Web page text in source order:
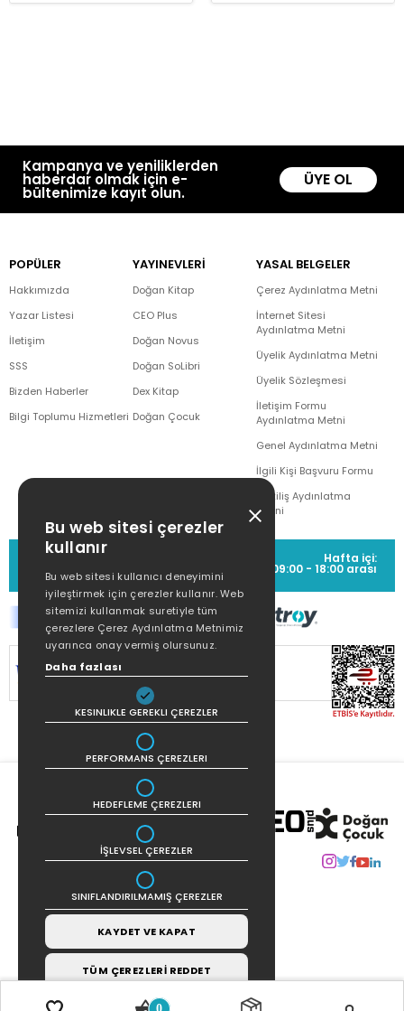
Kampanya ve yeniliklerden
haberdar olmak için e-
bültenimize kayıt olun.
ÜYE OL
POPÜLER
Hakkımızda
Yazar Listesi
İletişim
SSS
Bizden Haberler
Bilgi Toplumu Hizmetleri
YAYINEVLERİ
Doğan Kitap
CEO Plus
Doğan Novus
Doğan SoLibri
Dex Kitap
Doğan Çocuk
YASAL BELGELER
Çerez Aydınlatma Metni
İnternet Sitesi
Aydınlatma Metni
Üyelik Aydınlatma Metni
Üyelik Sözleşmesi
İletişim Formu
Aydınlatma Metni
Genel Aydınlatma Metni
İlgili Kişi Başvuru Formu
Çekiliş Aydınlatma
Metni
MÜŞTERİ HİZMETLERİ
(0212) 373 77 00
Hafta içi:
09:00 - 18:00 arası
SİTEMİZ
KORUNMAKTADIR.
Bu web sitesi çerezler
kullanır
Bu web sitesi kullanıcı deneyimini
iyileştirmek için çerezler kullanır. Web
sitemizi kullanmak suretiyle tüm
çerezlere Çerez Aydınlatma Metnimiz
uyarınca onay vermiş olursunuz.
Daha fazlası
KESINLIKLE GEREKLI ÇEREZLER
PERFORMANS ÇEREZLERI
HEDEFLEME ÇEREZLERI
İŞLEVSEL ÇEREZLER
SINIFLANDIRILMAMIŞ ÇEREZLER
KAYDET VE KAPAT
TÜM ÇEREZLERİ REDDET